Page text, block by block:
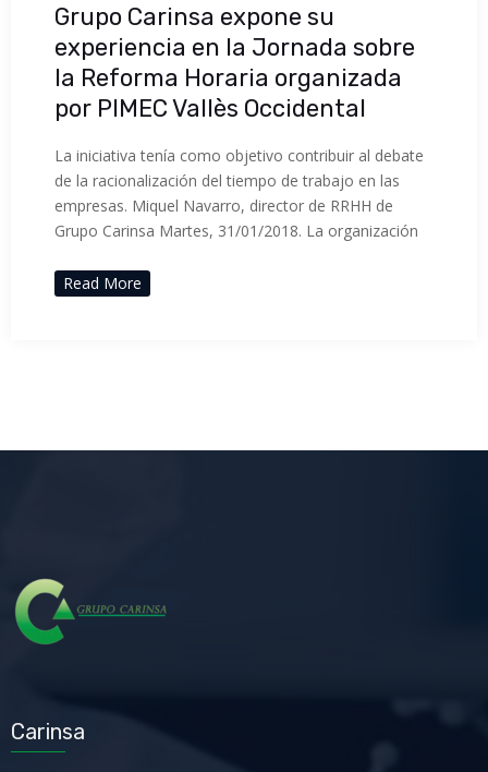
Grupo Carinsa expone su
experiencia en la Jornada sobre
la Reforma Horaria organizada
por PIMEC Vallès Occidental
La iniciativa tenía como objetivo contribuir al debate
de la racionalización del tiempo de trabajo en las
empresas. Miquel Navarro, director de RRHH de
Grupo Carinsa Martes, 31/01/2018. La organización
Read More
Carinsa